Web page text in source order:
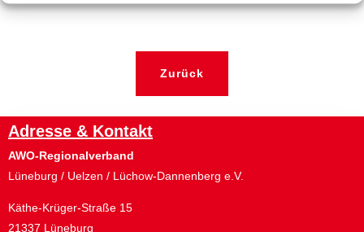
Zurück
Adresse & Kontakt
AWO-Regionalverband
Lüneburg / Uelzen / Lüchow-Dannenberg e.V.
Käthe-Krüger-Straße 15
21337 Lüneburg